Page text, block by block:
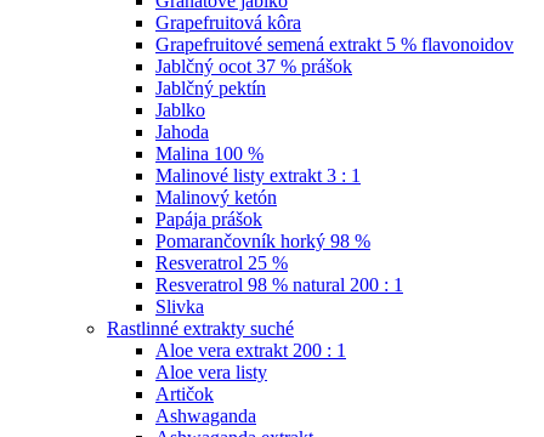
Grapefruitová kôra
Grapefruitové semená extrakt 5 % flavonoidov
Jablčný ocot 37 % prášok
Jablčný pektín
Jablko
Jahoda
Malina 100 %
Malinové listy extrakt 3 : 1
Malinový ketón
Papája prášok
Pomarančovník horký 98 %
Resveratrol 25 %
Resveratrol 98 % natural 200 : 1
Slivka
Rastlinné extrakty suché
Aloe vera extrakt 200 : 1
Aloe vera listy
Artičok
Ashwaganda